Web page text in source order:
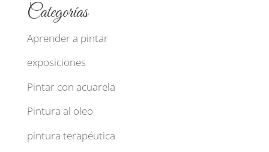
Categorías
Aprender a pintar
exposiciones
Pintar con acuarela
Pintura al oleo
pintura terapéutica